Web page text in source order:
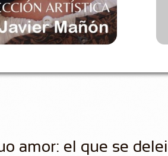
amor: el que se